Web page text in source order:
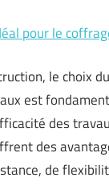
pour le
le choix
est
des
des
de